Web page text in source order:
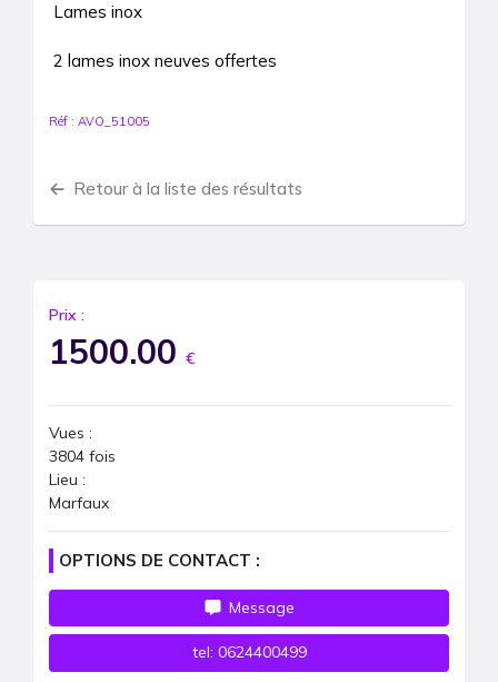
Lames inox
2 lames inox neuves offertes
Réf : AVO_51005
Retour à la liste des résultats
Prix :
1500.00 €
Vues :
3804 fois
Lieu :
Marfaux
OPTIONS DE CONTACT :
Message
tel: 0624400499